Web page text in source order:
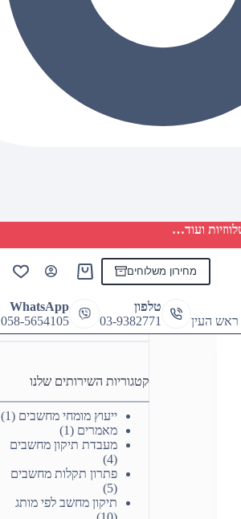
ועוד…
מחירון משלוחים
Shopping
טלפון
03-9382771
WhatsApp
058-5654105
קטגוריות השירותים שלנו
ייעוץ מומחי מחשבים (1)
מאמרים (1)
מעבדת תיקון מחשבים
(4)
פתרון תקלות מחשבים
(5)
תיקון מחשב לפי מותג